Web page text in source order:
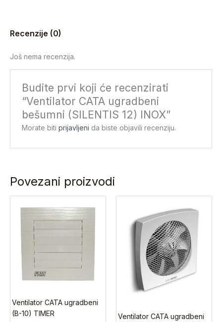
Recenzije (0)
Još nema recenzija.
Budite prvi koji će recenzirati
“Ventilator CATA ugradbeni
bešumni (SILENTIS 12) INOX”
Morate bitiprijavljeni da biste objavili recenziju.
Povezani proizvodi
Ventilator CATA ugradbeni
(B-10) TIMER
Ventilator CATA ugradbeni